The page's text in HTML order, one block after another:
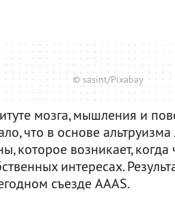
© sasint/Pixabay
мозга, мышления и
что в основе
которое возникает, когда
интересах.
съезде AAAS.